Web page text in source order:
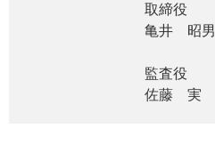
取締役
亀井 昭男
監査役
佐藤 実